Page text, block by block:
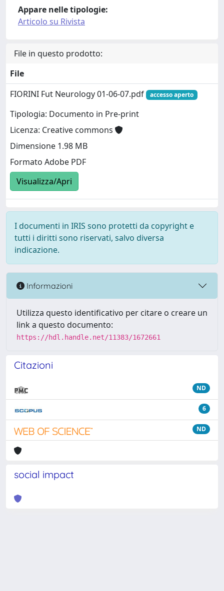
Appare nelle tipologie:
Articolo su Rivista
File in questo prodotto:
File
FIORINI Fut Neurology 01-06-07.pdf
accesso aperto
Tipologia: Documento in Pre-print
Licenza: Creative commons
Dimensione 1.98 MB
Formato Adobe PDF
Visualizza/Apri
I documenti in IRIS sono protetti da copyright e
tutti i diritti sono riservati, salvo diversa
indicazione.
Informazioni
Utilizza questo identificativo per citare o creare un
link a questo documento:
https://hdl.handle.net/11383/1672661
Citazioni
ND
6
ND
social impact